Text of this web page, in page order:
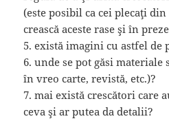
(este posibil ca cei plecaţi
crească aceste rase şi în
5. există imagini cu astfel de
6. unde se pot găsi materiale
în vreo carte, revistă, etc.)?
7. mai există crescători care
ceva şi ar putea da detalii?